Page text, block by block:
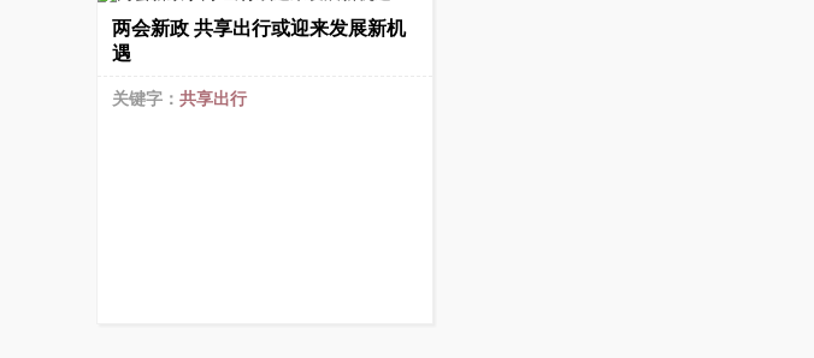
两会新政 共享出行或迎来发展新机
遇
关键字： 共享出行